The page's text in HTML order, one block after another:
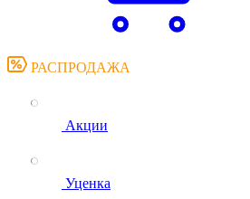
РАСПРОДАЖА
Акции
Уценка